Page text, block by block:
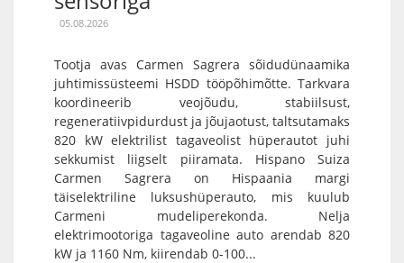
05.08.2026
Tootja avas Carmen Sagrera sõidudünaamika
juhtimissüsteemi HSDD tööpõhimõtte. Tarkvara
koordineerib veojõudu, stabiilsust,
regeneratiivpidurdust ja jõujaotust, taltsutamaks
820 kW elektrilist tagaveolist hüperautot juhi
sekkumist liigselt piiramata. Hispano Suiza
Carmen Sagrera on Hispaania margi
täiselektriline luksushüperauto, mis kuulub
Carmeni mudeliperekonda. Nelja
elektrimootoriga tagaveoline auto arendab 820
kW ja 1160 Nm, kiirendab 0-100...